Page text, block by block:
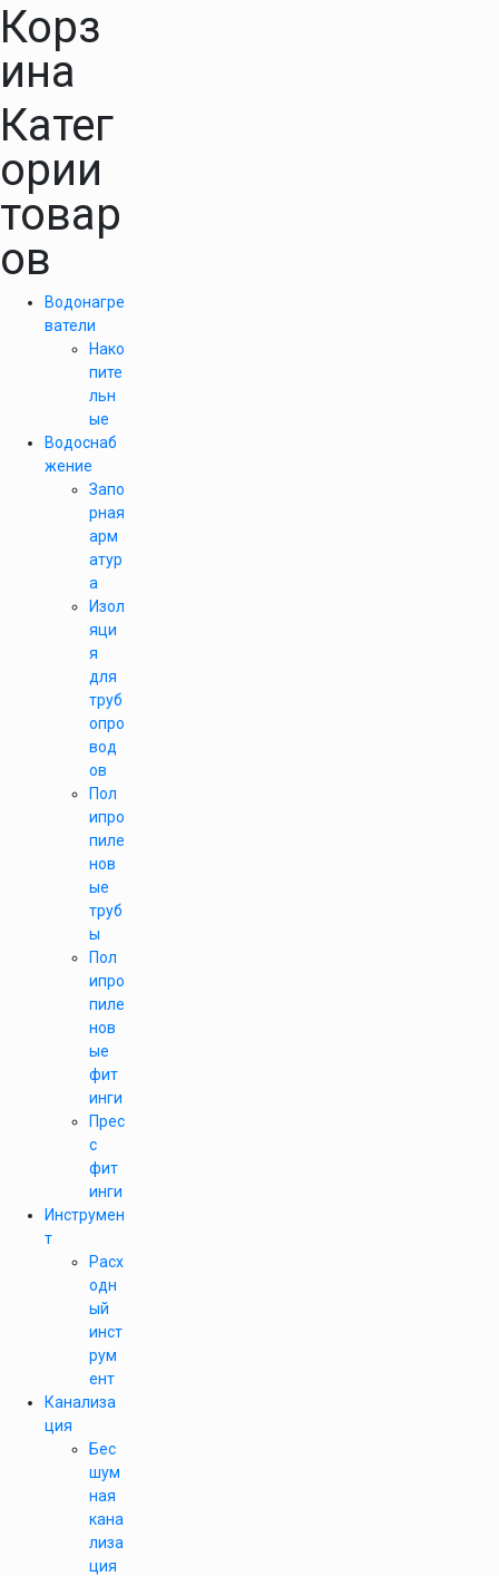
Корз
ина
Катег
ории
товар
ов
Водонагре
ватели
Нако
пите
льн
ые
Водоснаб
жение
Запо
рная
арм
атур
а
Изол
яци
я
для
труб
опро
вод
ов
Пол
ипро
пиле
нов
ые
труб
ы
Пол
ипро
пиле
нов
ые
фит
инги
Прес
с
фит
инги
Инструмен
т
Расх
одн
ый
инст
рум
ент
Канализа
ция
Бес
шум
ная
кана
лиза
ция